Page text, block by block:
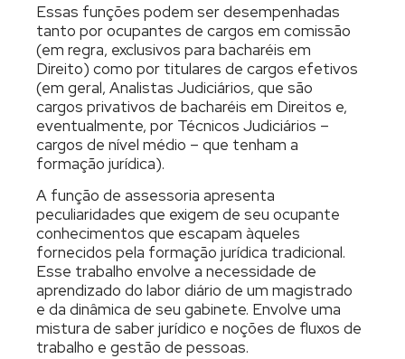
Essas funções podem ser desempenhadas
tanto por ocupantes de cargos em comissão
(em regra, exclusivos para bacharéis em
Direito) como por titulares de cargos efetivos
(em geral, Analistas Judiciários, que são
cargos privativos de bacharéis em Direitos e,
eventualmente, por Técnicos Judiciários –
cargos de nível médio – que tenham a
formação jurídica).
A função de assessoria apresenta
peculiaridades que exigem de seu ocupante
conhecimentos que escapam àqueles
fornecidos pela formação jurídica tradicional.
Esse trabalho envolve a necessidade de
aprendizado do labor diário de um magistrado
e da dinâmica de seu gabinete. Envolve uma
mistura de saber jurídico e noções de fluxos de
trabalho e gestão de pessoas.